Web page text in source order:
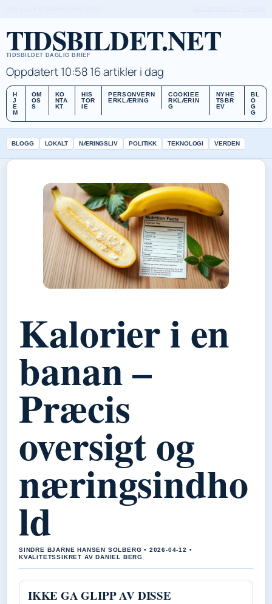
TIDSBILDET.NET
TIDSBILDET DAGLIG BRIEF
Oppdatert 10:5816 artikler i dag
H
J
E
M
OM
OS
S
KO
NTA
KT
HIS
TOR
IE
PERSONVERN
ERKLÆRING
COOKIEE
RKLÆRIN
G
NYHE
TSBR
EV
BL
O
G
G
BLOGG LOKALT NÆRINGSLIV POLITIKK TEKNOLOGI VERDEN
Kalorier i en
banan –
Præcis
oversigt og
næringsindho
ld
SINDRE BJARNE HANSEN SOLBERG • 2026-04-12 •
KVALITETSSIKRET AV DANIEL BERG
IKKE GA GLIPP AV DISSE